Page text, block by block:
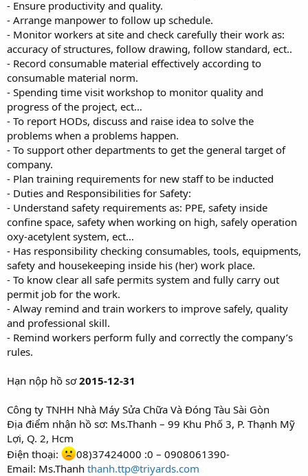
- Ensure productivity and quality.
- Arrange manpower to follow up schedule.
- Monitor workers at site and check carefully their work as:
accuracy of structures, follow drawing, follow standard, ect..
- Record consumable material effectively according to
consumable material norm.
- Spending time visit workshop to monitor quality and
progress of the project, ect…
- To report HODs, discuss and raise idea to solve the
problems when a problems happen.
- To support other departments to get the general target of
company.
- Plan training requirements for new staff to be inducted
- Duties and Responsibilities for Safety:
- Understand safety requirements as: PPE, safety inside
confine space, safety when working on high, safely operation
oxy-acetylent system, ect…
- Has responsibility checking consumables, tools, equipments,
safety and housekeeping inside his (her) work place.
- To know clear all safe permits system and fully carry out
permit job for the work.
- Alway remind and train workers to improve safely, quality
and professional skill.
- Remind workers perform fully and correctly the company’s
rules.
Hạn nộp hồ sơ2015-12-31
Công ty TNHH Nhà Máy Sửa Chữa Và Đóng Tàu Sài Gòn
Địa điểm nhận hồ sơ: Ms.Thanh – 99 Khu Phố 3, P. Thạnh Mỹ
Lợi, Q. 2, Hcm
Điện thoại:
08)37424000 :0 – 0908061390-
Email: Ms.Thanh thanh.ttp@triyards.com